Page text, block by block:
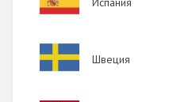
Image
Швеция